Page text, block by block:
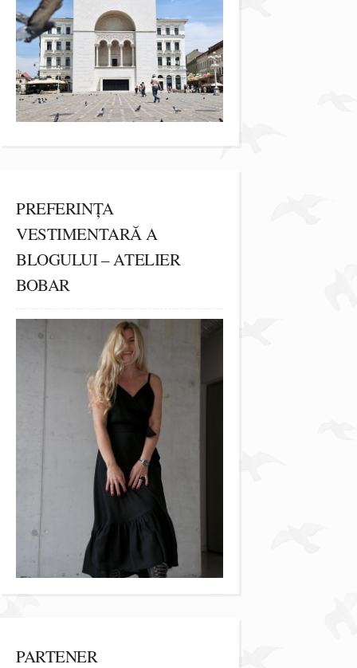
PREFERINȚA
VESTIMENTARĂ A
BLOGULUI – ATELIER
BOBAR
PARTENER